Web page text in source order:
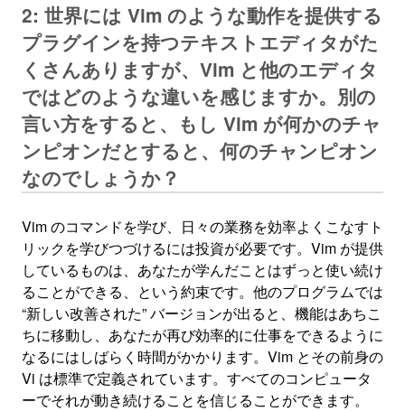
2: 世界には Vim のような動作を提供する
プラグインを持つテキストエディタがた
くさんありますが、Vim と他のエディタ
ではどのような違いを感じますか。別の
言い方をすると、もし Vim が何かのチャ
ンピオンだとすると、何のチャンピオン
なのでしょうか？
Vim のコマンドを学び、日々の業務を効率よくこなすト
リックを学びつづけるには投資が必要です。Vim が提供
しているものは、あなたが学んだことはずっと使い続け
ることができる、という約束です。他のプログラムでは
“新しい改善された” バージョンが出ると、機能はあちこ
ちに移動し、あなたが再び効率的に仕事をできるように
なるにはしばらく時間がかかります。Vim とその前身の
Vi は標準で定義されています。すべてのコンピュータ
ーでそれが動き続けることを信じることができます。